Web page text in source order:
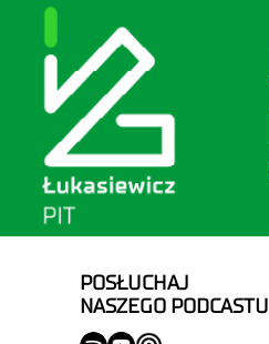
POSŁUCHAJ
NASZEGO PODCASTU